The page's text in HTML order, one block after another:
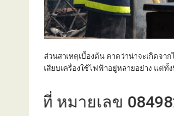
ส่วนสาเหตุเบื้องต้น คาดว่าน่าจะเกิดจา
เสียบเครื่องใช้ไฟฟ้าอยู่หลายอย่าง แต่ทั้
ายเลข 0849822409